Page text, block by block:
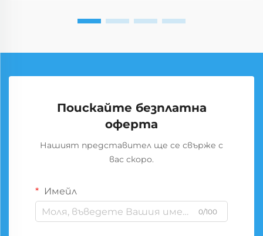
Поискайте безплатна
оферта
Нашият представител ще се свърже с
вас скоро.
Имейл
0/100